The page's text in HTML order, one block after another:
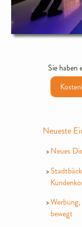
Sie haben
Neueste
Neues
bewegt